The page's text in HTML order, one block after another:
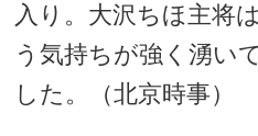
入り。大沢ちほ主将
う気持ちが強く湧い
した。（北京時事）